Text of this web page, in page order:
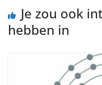
Je zou ook
hebben in